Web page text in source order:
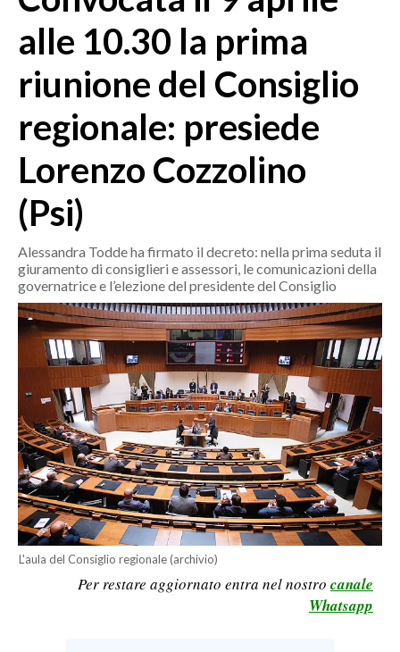
MEDIO CAMPIDANO
ORISTANO E PROVINCIA
GALLURA
NUORO E PROVINCIA
OGLIASTRA
AGENDA
CRONACA
MONDO
POLITICA
ECONOMIA
SERVIZI ALLE IMPRESE
LAVORO
BANDI
SPORT IN SARDEGNA
SPORT
RISULTATI E CLASSIFICHE
alle 10.30 la prima
riunione del Consiglio
regionale: presiede
Lorenzo Cozzolino
(Psi)
Alessandra Todde ha firmato il decreto: nella prima seduta il
giuramento di consiglieri e assessori, le comunicazioni della
governatrice e l’elezione del presidente del Consiglio
L'aula del Consiglio regionale (archivio)
Per restare aggiornato entra nel nostro canale
Whatsapp